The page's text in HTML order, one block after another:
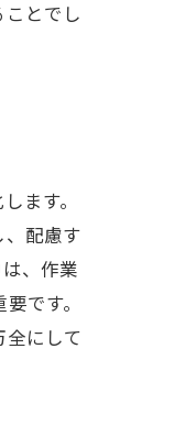
とでし
ます。
、配慮す
、作業
です。
全にして